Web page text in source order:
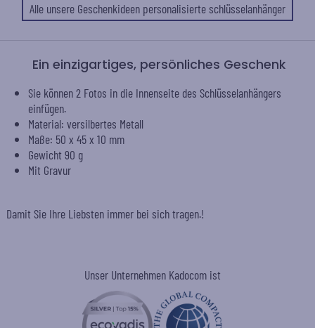
Alle unsere Geschenkideen personalisierte schlüsselanhänger
Ein einzigartiges, persönliches Geschenk
Sie können 2 Fotos in die Innenseite des Schlüsselanhängers
einfügen.
Material: versilbertes Metall
Maße: 50 x 45 x 10 mm
Gewicht 90 g
Mit Gravur
Unser Unternehmen Kadocom ist
Damit Sie Ihre Liebsten immer bei sich tragen.!